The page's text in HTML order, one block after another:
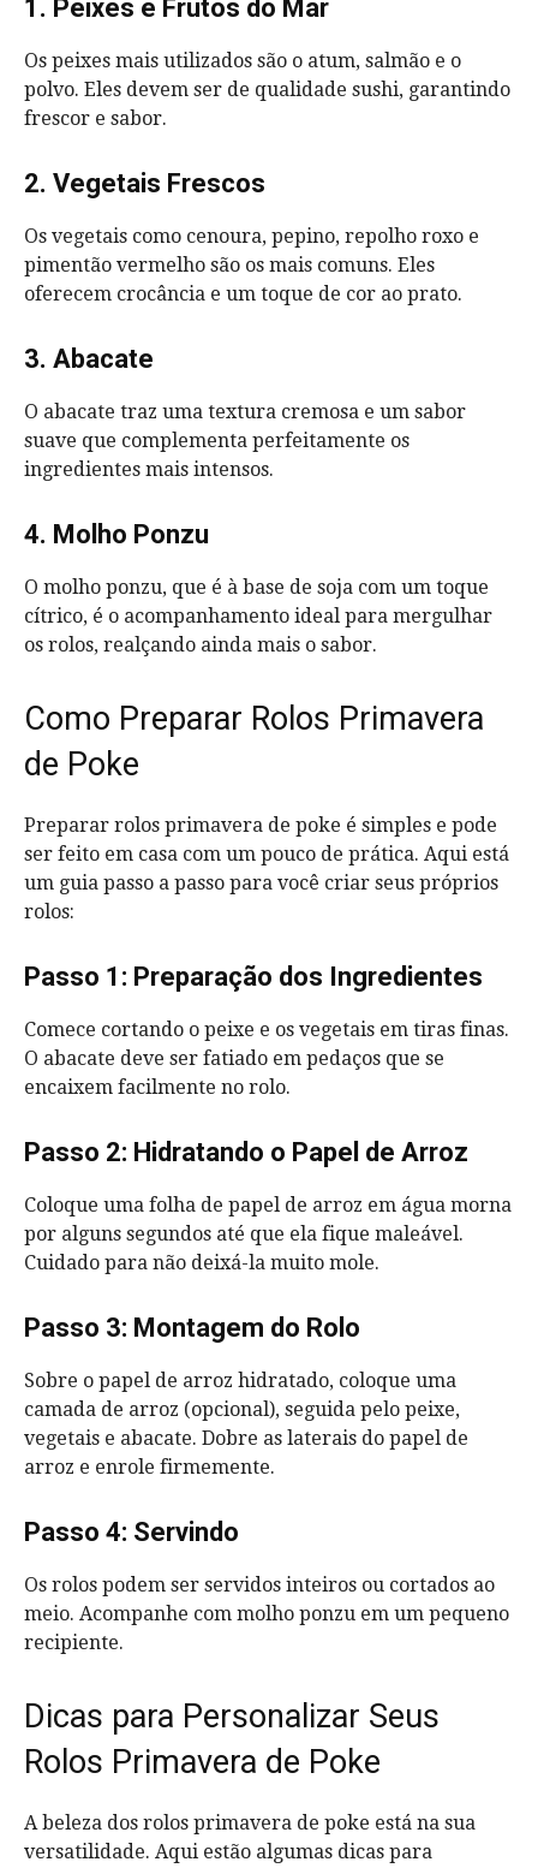
1. Peixes e Frutos do Mar
Os peixes mais utilizados são o atum, salmão e o
polvo. Eles devem ser de qualidade sushi, garantindo
frescor e sabor.
2. Vegetais Frescos
Os vegetais como cenoura, pepino, repolho roxo e
pimentão vermelho são os mais comuns. Eles
oferecem crocância e um toque de cor ao prato.
3. Abacate
O abacate traz uma textura cremosa e um sabor
suave que complementa perfeitamente os
ingredientes mais intensos.
4. Molho Ponzu
O molho ponzu, que é à base de soja com um toque
cítrico, é o acompanhamento ideal para mergulhar
os rolos, realçando ainda mais o sabor.
Como Preparar Rolos Primavera
de Poke
Preparar rolos primavera de poke é simples e pode
ser feito em casa com um pouco de prática. Aqui está
um guia passo a passo para você criar seus próprios
rolos:
Passo 1: Preparação dos Ingredientes
Comece cortando o peixe e os vegetais em tiras finas.
O abacate deve ser fatiado em pedaços que se
encaixem facilmente no rolo.
Passo 2: Hidratando o Papel de Arroz
Coloque uma folha de papel de arroz em água morna
por alguns segundos até que ela fique maleável.
Cuidado para não deixá-la muito mole.
Passo 3: Montagem do Rolo
Sobre o papel de arroz hidratado, coloque uma
camada de arroz (opcional), seguida pelo peixe,
vegetais e abacate. Dobre as laterais do papel de
arroz e enrole firmemente.
Passo 4: Servindo
Os rolos podem ser servidos inteiros ou cortados ao
meio. Acompanhe com molho ponzu em um pequeno
recipiente.
Dicas para Personalizar Seus
Rolos Primavera de Poke
A beleza dos rolos primavera de poke está na sua
versatilidade. Aqui estão algumas dicas para